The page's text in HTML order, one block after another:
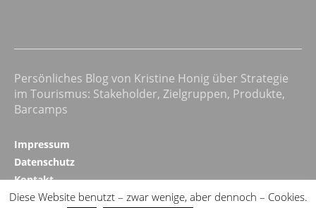
Persönliches Blog von Kristine Honig über Strategie
im Tourismus: Stakeholder, Zielgruppen, Produkte,
Barcamps
Impressum
Datenschutz
Kontakt
Realizing Progress ↗
Diese Website benutzt – zwar wenige, aber dennoch – Cookies.